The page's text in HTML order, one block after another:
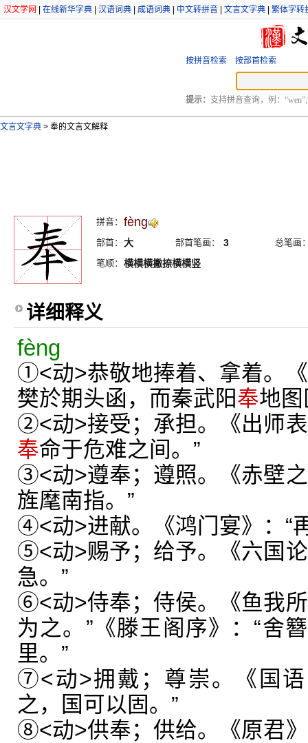
汉文学网 在线新华字典 汉语词典 成语词典 中文转拼音 文言文字典 繁体字转
按拼音检索 按部首检索
提示： 支持拼音查询，例：
文言文字典 > 奉的文言文解释
拼音： fèng
部首： 大 部首笔画： 3
总笔画
笔顺： 横横横撇捺横横竖
详细释义
fèng
①<动>恭敬地捧着、拿着。
樊於期头函，而秦武阳奉地图
②<动>接受；承担。《出师
奉命于危难之间。”
③<动>遵奉；遵照。《赤壁
旌麾南指。”
④<动>进献。《鸿门宴》：“
⑤<动>赐予；给予。《六国论
急。”
⑥<动>侍奉；侍侯。《鱼我
为之。”《滕王阁序》：“舍
里。”
⑦<动>拥戴；尊崇。《国语
之，国可以固。”
⑧<动>供奉；供给。《原君